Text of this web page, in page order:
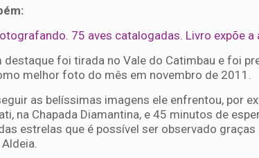
75 aves catalogadas. Livro expõe a
foi tirada no Vale do Catimbau e foi
melhor foto do mês em novembro de 2011.
as belíssimas imagens ele enfrentou, por
na Chapada Diamantina, e 45 minutos de
estrelas que é possível ser observado